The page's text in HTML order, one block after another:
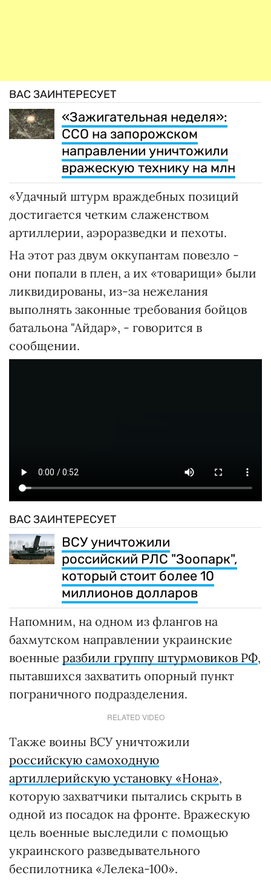
ВАС ЗАИНТЕРЕСУЕТ
«Зажигательная неделя»:
ССО на запорожском
направлении уничтожили
вражескую технику на млн
«Удачный штурм враждебных позиций
достигается четким слаженством
артиллерии, аэроразведки и пехоты.
На этот раз двум оккупантам повезло -
они попали в плен, а их «товарищи» были
ликвидированы, из-за нежелания
выполнять законные требования бойцов
батальона "Айдар», - говорится в
сообщении.
ВАС ЗАИНТЕРЕСУЕТ
ВСУ уничтожили
российский РЛС "Зоопарк",
который стоит более 10
миллионов долларов
Напомним, на одном из флангов на
бахмутском направлении украинские
военные разбили группу штурмовиков РФ,
пытавшихся захватить опорный пункт
пограничного подразделения.
RELATED VIDEO
Также воины ВСУ уничтожили
российскую самоходную
артиллерийскую установку «Нона»,
которую захватчики пытались скрыть в
одной из посадок на фронте. Вражескую
цель военные выследили с помощью
украинского разведывательного
беспилотника «Лелека-100».